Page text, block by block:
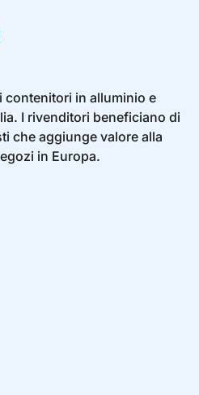
contenitori in alluminio e
I rivenditori beneficiano di
che aggiunge valore alla
in Europa.